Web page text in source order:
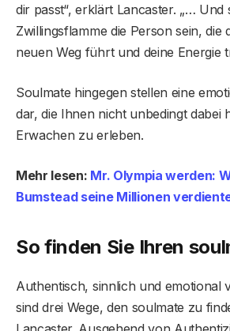
dir passt“, erklärt Lancaster. „… Und
Zwillingsflamme die Person sein, die
neuen Weg führt und deine Energie
Soulmate hingegen stellen eine
dar, die Ihnen nicht unbedingt dabei
Erwachen zu erleben.
Mehr lesen: Mr. Olympia werden:
Bumstead seine Millionen
So finden Sie Ihren
Authentisch, sinnlich und emotional
sind drei Wege, den soulmate zu